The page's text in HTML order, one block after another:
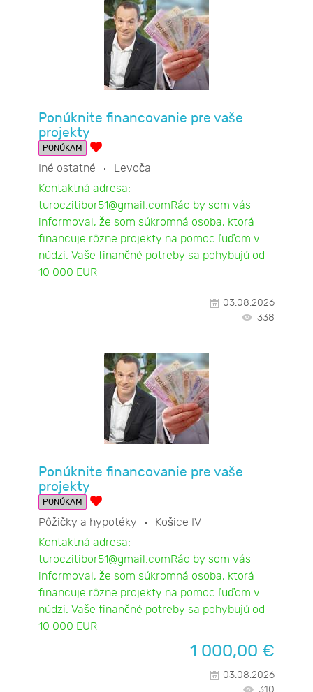
Ponúknite financovanie pre vaše
projekty
PONÚKAM
Iné ostatné
Levoča
Kontaktná adresa:
turoczitibor51@gmail.comRád by som vás
informoval, že som súkromná osoba, ktorá
financuje rôzne projekty na pomoc ľuďom v
núdzi. Vaše finančné potreby sa pohybujú od
10 000 EUR
03.08.2026
338
Ponúknite financovanie pre vaše
projekty
PONÚKAM
Pôžičky a hypotéky
Košice IV
Kontaktná adresa:
turoczitibor51@gmail.comRád by som vás
informoval, že som súkromná osoba, ktorá
financuje rôzne projekty na pomoc ľuďom v
núdzi. Vaše finančné potreby sa pohybujú od
10 000 EUR
1 000,00 €
03.08.2026
310